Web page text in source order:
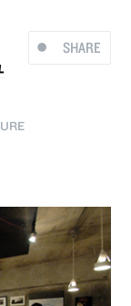
SHARE